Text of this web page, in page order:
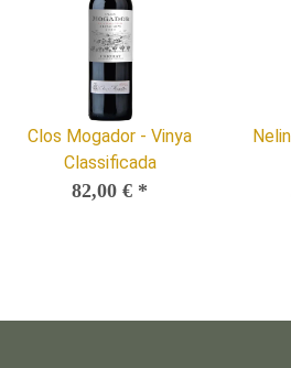
Clos Mogador - Vinya
Classificada
82,00 € *